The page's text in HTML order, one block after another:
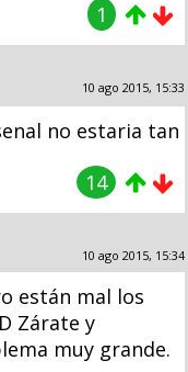
1
10 ago 2015, 15:33
no estaria tan
14
10 ago 2015, 15:34
están mal los
Zárate y
muy grande.